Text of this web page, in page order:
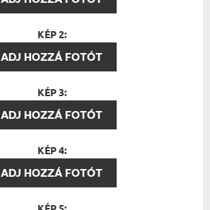
KÉP 2:
ADJ HOZZÁ FOTÓT
KÉP 3:
ADJ HOZZÁ FOTÓT
KÉP 4:
ADJ HOZZÁ FOTÓT